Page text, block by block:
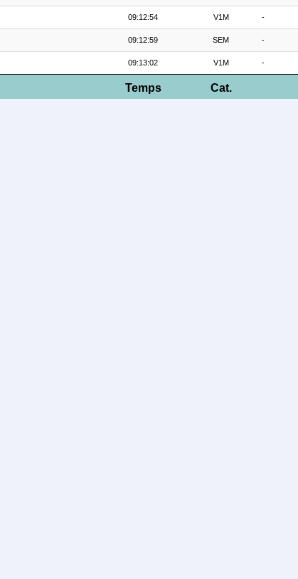
Temps Cat.
09:12:54 V1M -
09:12:59 SEM -
09:13:02 V1M -